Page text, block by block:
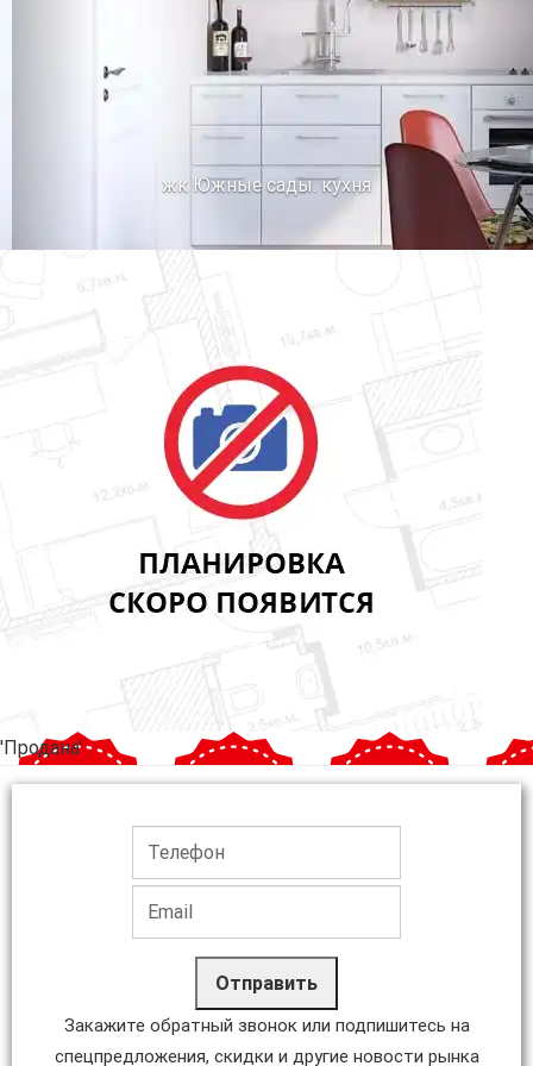
жк Южные сады. кухня
'Продана'
Отправить
Закажите обратный звонок или подпишитесь на
спецпредложения, скидки и другие новости рынка